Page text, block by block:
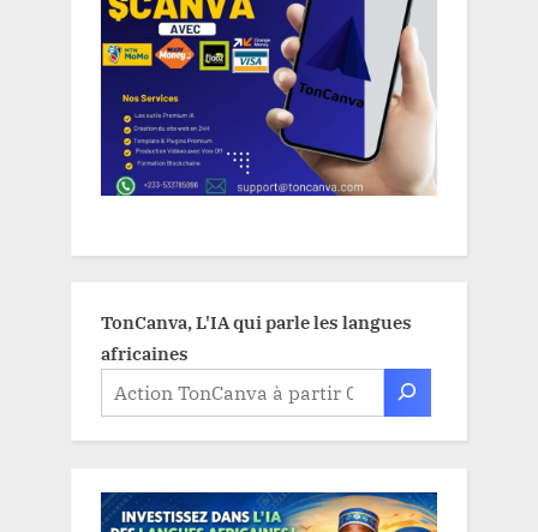
TonCanva, L'IA qui parle les langues
africaines